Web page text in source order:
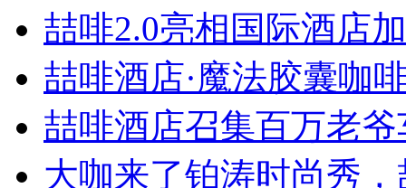
喆啡2.0亮相国际酒店
喆啡酒店·魔法胶囊咖
喆啡酒店召集百万老
大咖来了铂涛时尚秀